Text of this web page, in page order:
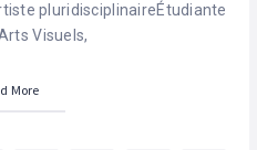
pluridisciplinaireÉtudiante
Visuels,
More